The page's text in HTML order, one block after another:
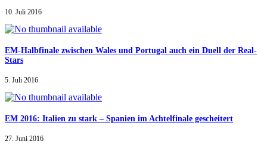
10. Juli 2016
EM-Halbfinale zwischen Wales und Portugal auch ein Duell der Real-
Stars
5. Juli 2016
EM 2016: Italien zu stark – Spanien im Achtelfinale gescheitert
27. Juni 2016